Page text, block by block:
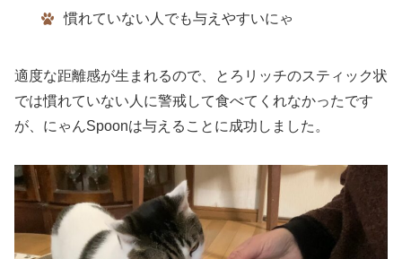
慣れていない人でも与えやすいにゃ
適度な距離感が生まれるので、とろリッチのスティック状
では慣れていない人に警戒して食べてくれなかったです
が、にゃんSpoonは与えることに成功しました。